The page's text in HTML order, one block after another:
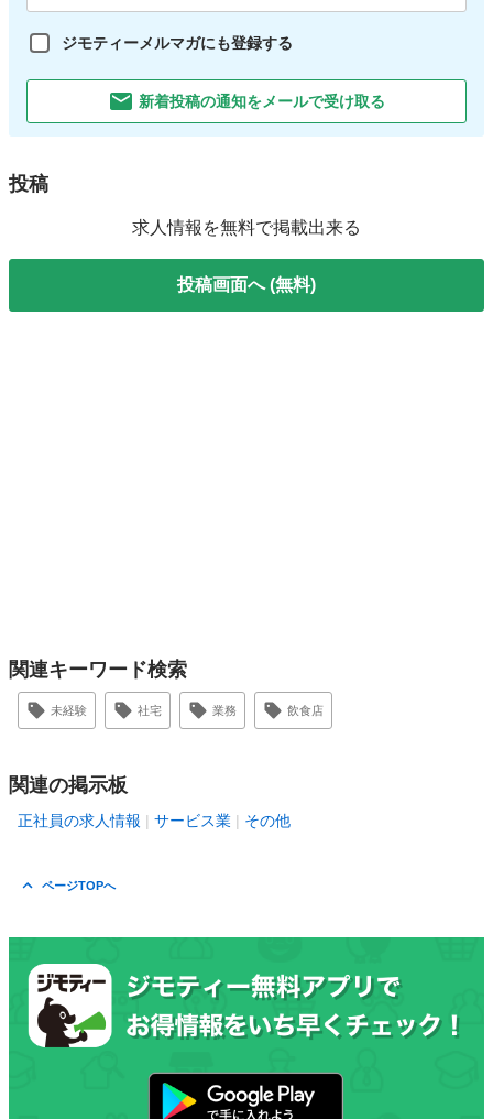
ジモティーメルマガにも登録する
新着投稿の通知をメールで受け取る
投稿
求人情報を無料で掲載出来る
投稿画面へ (無料)
関連キーワード検索
未経験 社宅 業務 飲食店
関連の掲示板
正社員の求人情報 サービス業 その他
ページTOPへ